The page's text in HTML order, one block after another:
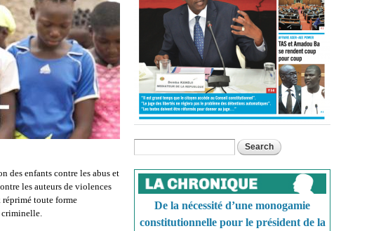
des enfants contre les abus et
les auteurs de violences
réprimé toute forme
criminelle.
Search form
De la nécessité d’une monogamie
constitutionnelle pour le président de la